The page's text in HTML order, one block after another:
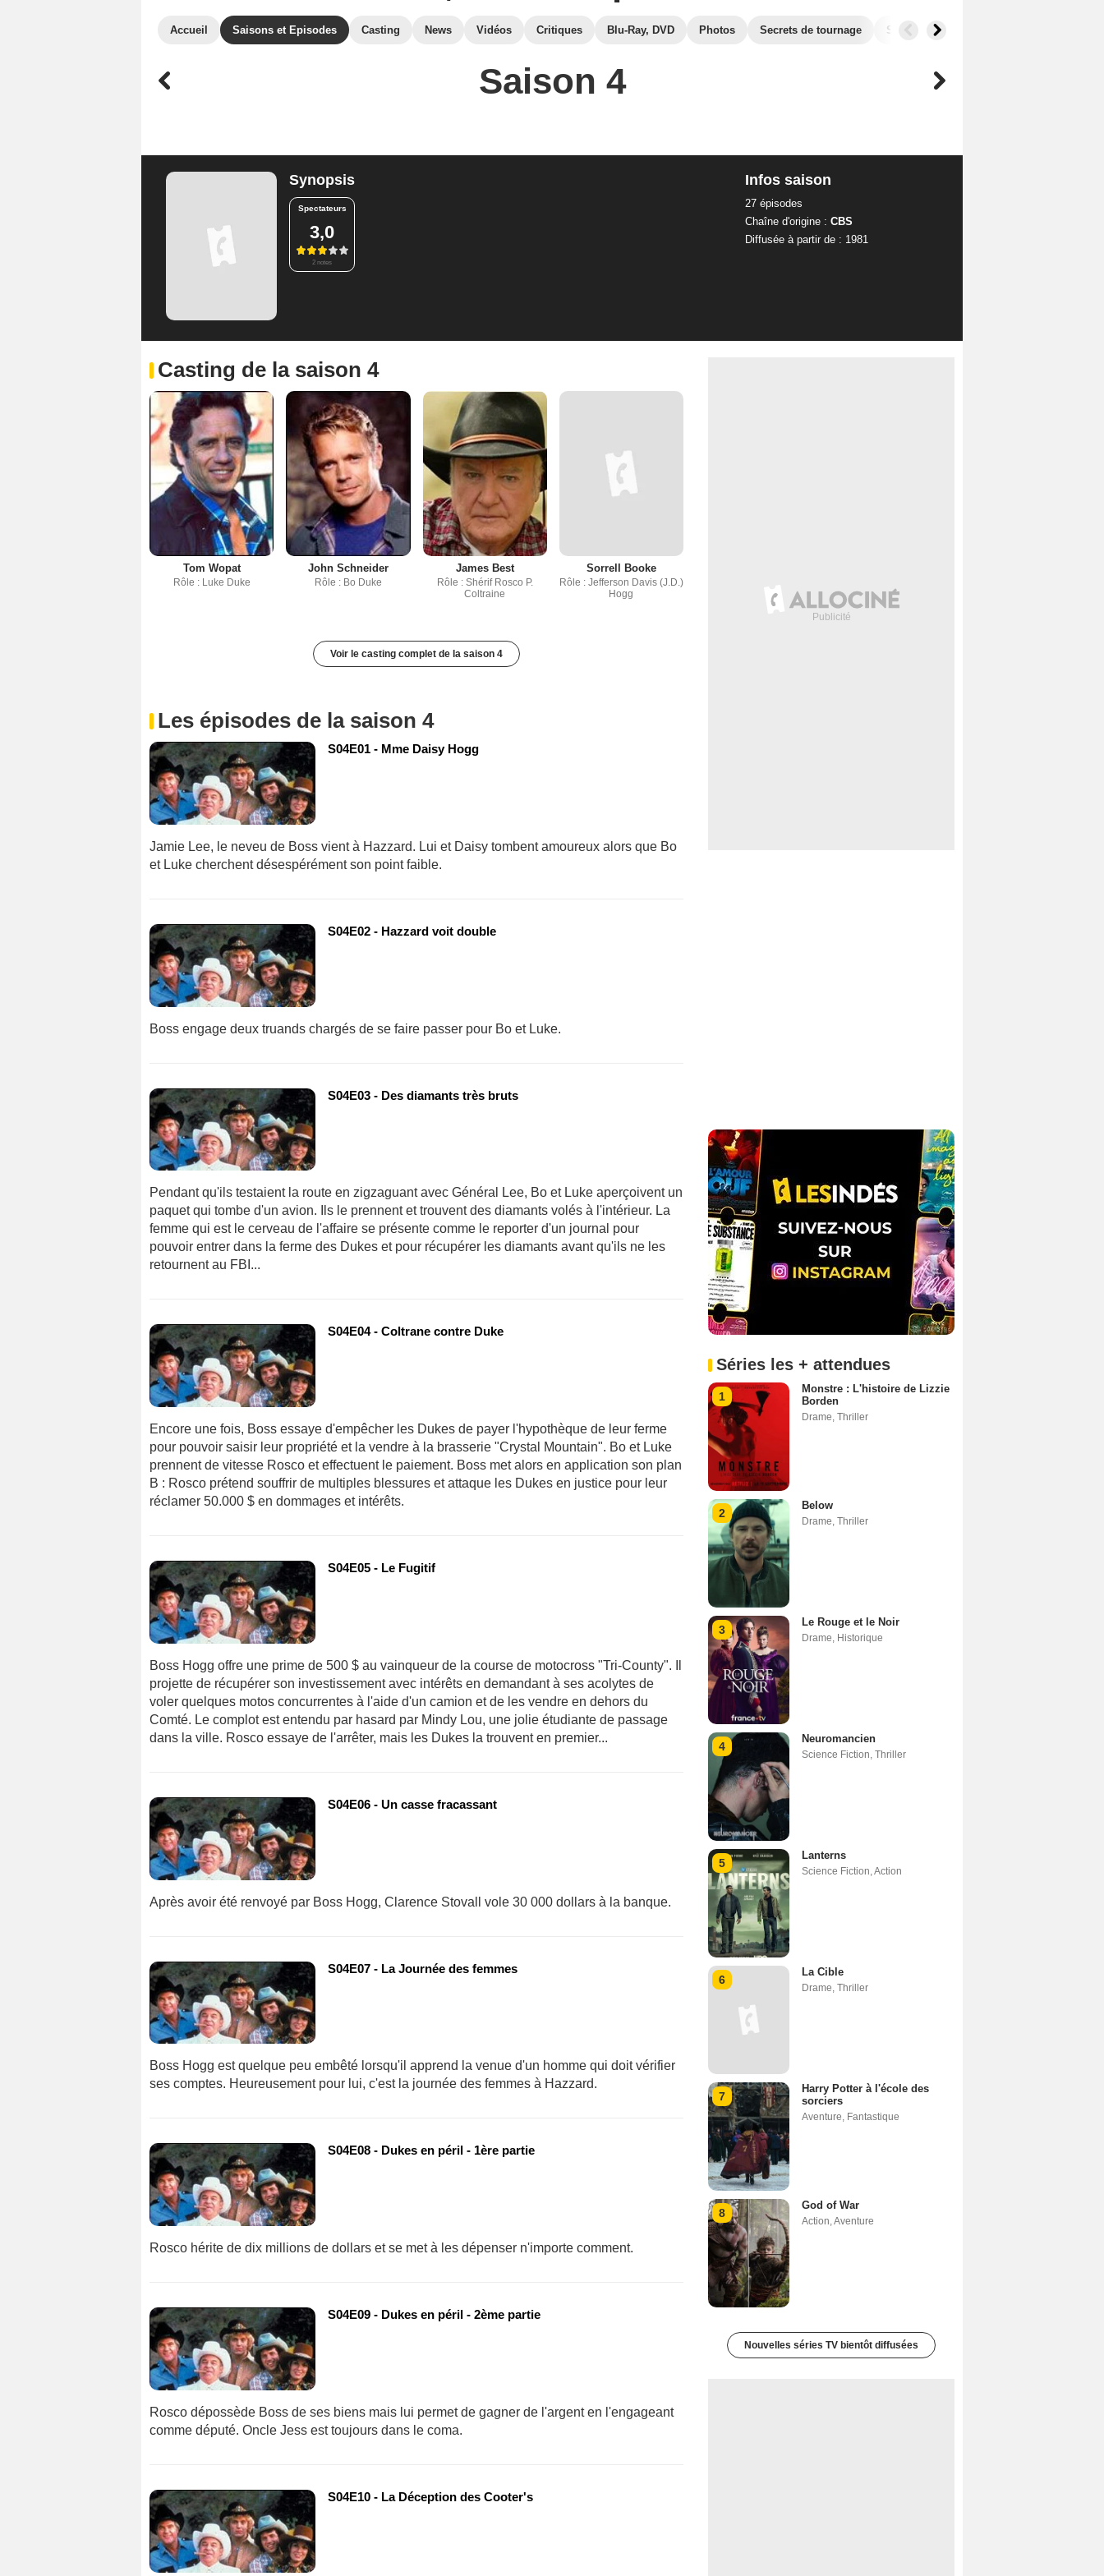
Accueil Saisons et Episodes Casting News Vidéos Critiques Blu-Ray, DVD Photos Secrets de tournage Séries similaires
Saison 4
Synopsis
Spectateurs
3,0
2 notes
Infos saison
27 épisodes
Chaîne d'origine : CBS
Diffusée à partir de : 1981
Casting de la saison 4
Tom Wopat
Rôle : Luke Duke
John Schneider
Rôle : Bo Duke
James Best
Rôle : Shérif Rosco P.
Coltraine
Sorrell Booke
Rôle : Jefferson Davis (J.D.)
Hogg
Voir le casting complet de la saison 4
Les épisodes de la saison 4
S04E01 - Mme Daisy Hogg
Jamie Lee, le neveu de Boss vient à Hazzard. Lui et Daisy tombent amoureux alors que Bo
et Luke cherchent désespérément son point faible.
S04E02 - Hazzard voit double
Boss engage deux truands chargés de se faire passer pour Bo et Luke.
S04E03 - Des diamants très bruts
Pendant qu'ils testaient la route en zigzaguant avec Général Lee, Bo et Luke aperçoivent un
paquet qui tombe d'un avion. Ils le prennent et trouvent des diamants volés à l'intérieur. La
femme qui est le cerveau de l'affaire se présente comme le reporter d'un journal pour
pouvoir entrer dans la ferme des Dukes et pour récupérer les diamants avant qu'ils ne les
retournent au FBI...
S04E04 - Coltrane contre Duke
Encore une fois, Boss essaye d'empêcher les Dukes de payer l'hypothèque de leur ferme
pour pouvoir saisir leur propriété et la vendre à la brasserie "Crystal Mountain". Bo et Luke
prennent de vitesse Rosco et effectuent le paiement. Boss met alors en application son plan
B : Rosco prétend souffrir de multiples blessures et attaque les Dukes en justice pour leur
réclamer 50.000 $ en dommages et intérêts.
S04E05 - Le Fugitif
Boss Hogg offre une prime de 500 $ au vainqueur de la course de motocross "Tri-County". Il
projette de récupérer son investissement avec intérêts en demandant à ses acolytes de
voler quelques motos concurrentes à l'aide d'un camion et de les vendre en dehors du
Comté. Le complot est entendu par hasard par Mindy Lou, une jolie étudiante de passage
dans la ville. Rosco essaye de l'arrêter, mais les Dukes la trouvent en premier...
S04E06 - Un casse fracassant
Après avoir été renvoyé par Boss Hogg, Clarence Stovall vole 30 000 dollars à la banque.
S04E07 - La Journée des femmes
Boss Hogg est quelque peu embêté lorsqu'il apprend la venue d'un homme qui doit vérifier
ses comptes. Heureusement pour lui, c'est la journée des femmes à Hazzard.
S04E08 - Dukes en péril - 1ère partie
Rosco hérite de dix millions de dollars et se met à les dépenser n'importe comment.
S04E09 - Dukes en péril - 2ème partie
Rosco dépossède Boss de ses biens mais lui permet de gagner de l'argent en l'engageant
comme député. Oncle Jess est toujours dans le coma.
S04E10 - La Déception des Cooter's
Séries les + attendues
1
Monstre : L'histoire de Lizzie
Borden
Drame Thriller
2
Below
Drame Thriller
3
Le Rouge et le Noir
Drame Historique
4
Neuromancien
Science Fiction Thriller
5
Lanterns
Science Fiction Action
6
La Cible
Drame Thriller
7
Harry Potter à l'école des
sorciers
Aventure Fantastique
8
God of War
Action Aventure
Nouvelles séries TV bientôt diffusées